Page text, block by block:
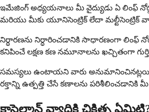
ఇమేజింగ్ అధ్యయనాలు మీ వైద్యుడు ఏ లింఫ్
మరియు మీకు యూనిసెంట్రిక్ లేదా
నిర్ధారణను నిర్ధారించడానికి సాధారణంగా లింఫ్
కనిపించే లక్షణ కణ నమూనాలను ఖచ్చితంగా
సమస్యలు ఉంటాయని వారు
రక్తాన్ని ఉత్పత్తి చేసే కణాలను పరిశీలించడానికి
కాస్టెల్మాన్ వ్యాధికి చికిత్స